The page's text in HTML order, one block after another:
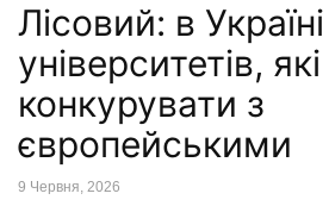
Лісовий: в
університетів,
конкурувати з
європейськими
9 Червня, 2026